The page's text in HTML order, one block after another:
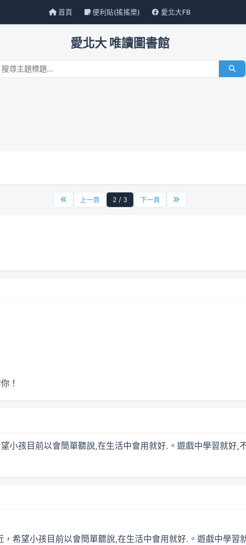
首頁 便利貼(搖搖樂) 愛北大FB
愛北大 唯讀圖書館
上一頁 2 / 3 下一頁
！
小孩目前以會簡單聽說,在生活中會用就好.。遊戲中學習就好,
希望小孩目前以會簡單聽說,在生活中會用就好.。遊戲中學習